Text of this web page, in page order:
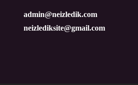
admin@neizledik.com
neizlediksite@gmail.com